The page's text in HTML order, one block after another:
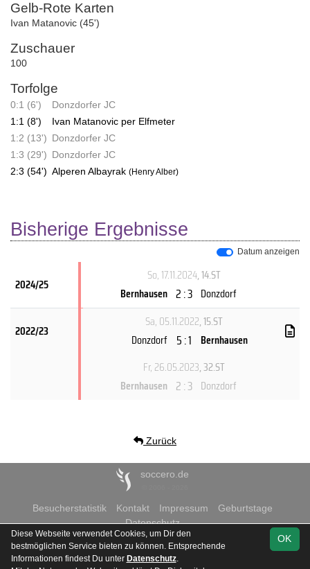
Gelb-Rote Karten
Ivan Matanovic (45')
Zuschauer
100
Torfolge
0:1 (6')
Donzdorfer JC
1:1 (8')
Ivan Matanovic per Elfmeter
1:2 (13') Donzdorfer JC
1:3 (29') Donzdorfer JC
2:3 (54') Alperen Albayrak (Henry Alber)
Bisherige Ergebnisse
Datum anzeigen
2024/25
So, 17.11.2024, 14.ST
Bernhausen 2 : 3 Donzdorf
2022/23
Sa, 05.11.2022, 15.ST
Donzdorf 5 : 1 Bernhausen
Fr, 26.05.2023, 32.ST
Bernhausen 2 : 3 Donzdorf
Zurück
soccero.de
Besucherstatistik Kontakt Impressum
Geburtstage
Datenschutz
OK
Diese Webseite verwendet Cookies, um Dir den
bestmöglichen Service bieten zu können. Entsprechende
Informationen findest Du unter Datenschutz.